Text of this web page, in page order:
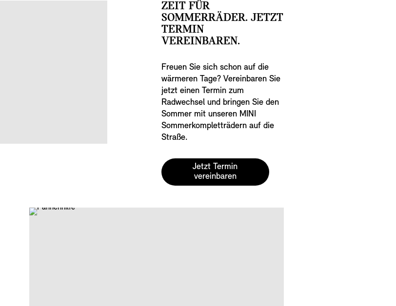
ZEIT FÜR
SOMMERRÄDER. JETZT
TERMIN
VEREINBAREN.
Freuen Sie sich schon auf die
wärmeren Tage? Vereinbaren Sie
jetzt einen Termin zum
Radwechsel und bringen Sie den
Sommer mit unseren MINI
Sommerkompletträdern auf die
Straße.
Jetzt Termin
vereinbaren